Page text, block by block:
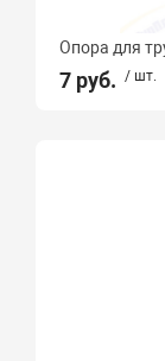
Опора для
7 руб. / шт.